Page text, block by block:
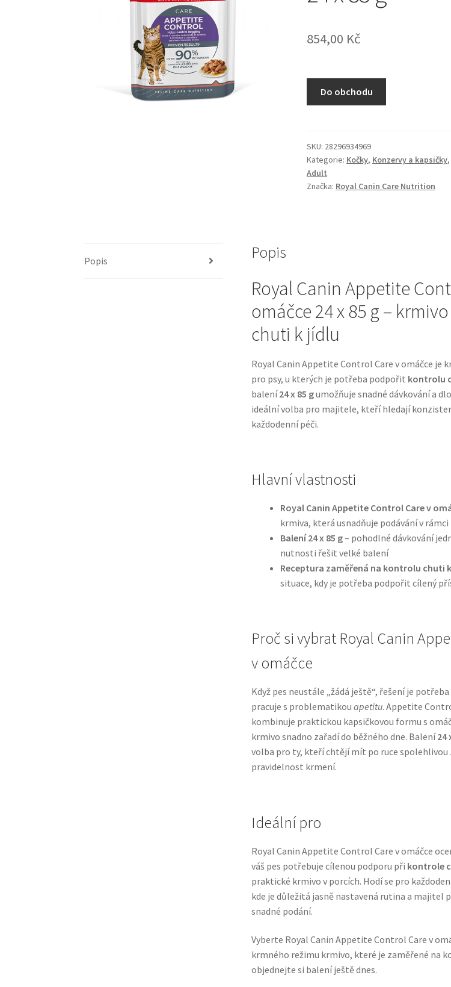
854,00 Kč
Do obchodu
SKU: 28296934969
Kategorie: Kočky, Konzervy a kapsičky,
Adult
Značka: Royal Canin Care Nutrition
Popis Popis
Royal Canin Appetite
omáčce 24 x 85 g –
chuti k jídlu
Royal Canin Appetite Control Care v omáčce je
pro psy, u kterých je potřeba podpořit kontrolu
balení24 x 85 gumožňuje snadné dávkování a
ideální volba pro majitele, kteří hledají
každodenní péči.
Hlavní vlastnosti
Royal Canin Appetite Control Care v
krmiva, která usnadňuje podávání v
Balení 24 x 85 g– pohodlné dávkování
nutnosti řešit velké balení
Receptura zaměřená na kontrolu chuti
situace, kdy je potřeba podpořit cílený
Proč si vybrat Royal Canin
v omáčce
Když pes neustále „žádá ještě“, řešení je
pracuje s problematikou apetitu. Appetite
kombinuje praktickou kapsičkovou formu s
krmivo snadno zařadí do běžného dne. Balení24
volba pro ty, kteří chtějí mít po ruce spolehlivou
pravidelnost krmení.
Ideální pro
Royal Canin Appetite Control Care v omáčce
váš pes potřebuje cílenou podporu při kontrole
praktické krmivo v porcích. Hodí se pro
kde je důležitá jasně nastavená rutina a majitel
snadné podání.
Vyberte Royal Canin Appetite Control Care v
krmného režimu krmivo, které je zaměřené na
objednejte si balení ještě dnes.